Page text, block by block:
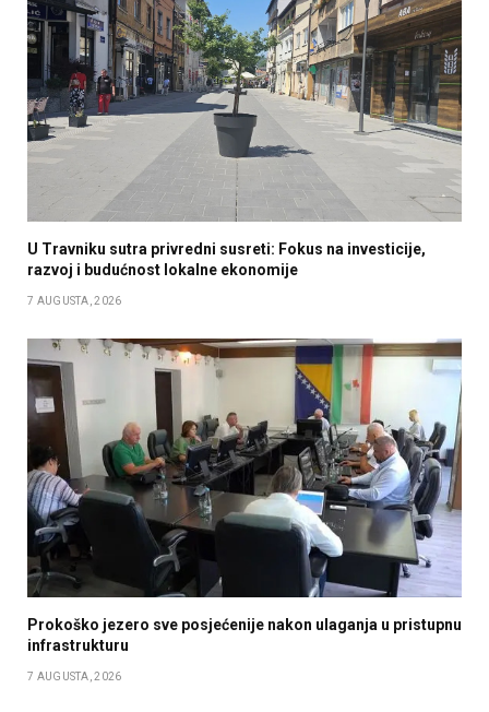
U Travniku sutra privredni susreti: Fokus na investicije,
razvoj i budućnost lokalne ekonomije
7 AUGUSTA, 2026
Prokoško jezero sve posjećenije nakon ulaganja u pristupnu
infrastrukturu
7 AUGUSTA, 2026